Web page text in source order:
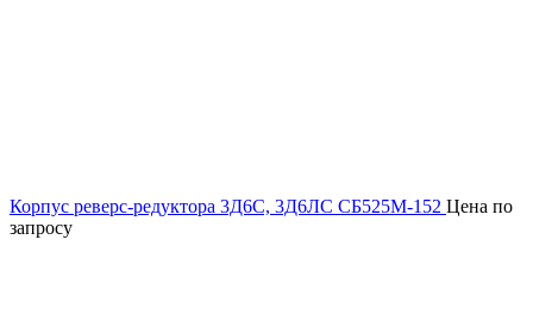
Корпус реверс-редуктора 3Д6С, 3Д6ЛС СБ525М-152 Цена по
запросу